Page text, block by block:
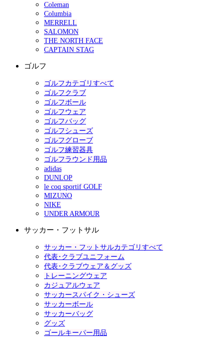
Coleman
Columbia
MERRELL
SALOMON
THE NORTH FACE
CAPTAIN STAG
ゴルフ
ゴルフカテゴリすべて
ゴルフクラブ
ゴルフボール
ゴルフウェア
ゴルフバッグ
ゴルフシューズ
ゴルフグローブ
ゴルフ練習器具
ゴルフラウンド用品
adidas
DUNLOP
le coq sportif GOLF
MIZUNO
NIKE
UNDER ARMOUR
サッカー・フットサル
サッカー・フットサルカテゴリすべて
代表･クラブユニフォーム
代表･クラブウェア＆グッズ
トレーニングウェア
カジュアルウェア
サッカースパイク・シューズ
サッカーボール
サッカーバッグ
グッズ
ゴールキーパー用品